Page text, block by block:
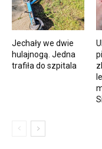
Jechały we dwie
hulajnogą. Jedna
trafiła do szpitala